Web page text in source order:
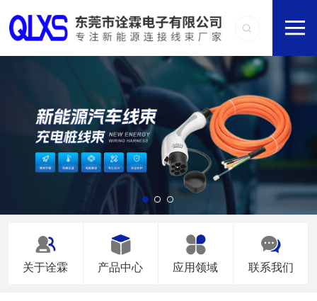
关于诠霖 产品中心 应用领域 联系我们